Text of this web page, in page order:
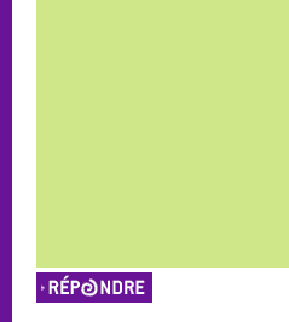
Répondre